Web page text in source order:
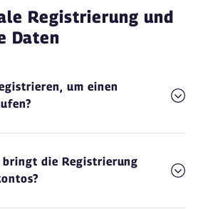
Registrierung und
Daten
um einen
bringt die Registrierung